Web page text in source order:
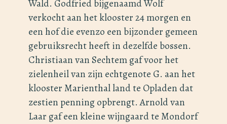
Wald. Godfried bijgenaamd Wolf
verkocht aan het klooster 24 morgen en
een hof die evenzo een bijzonder gemeen
gebruiksrecht heeft in dezelfde bossen.
Christiaan van Sechtem gaf voor het
zielenheil van zijn echtgenote G. aan het
klooster Marienthal land te Opladen dat
zestien penning opbrengt. Arnold van
Laar gaf een kleine wijngaard te Mondorf